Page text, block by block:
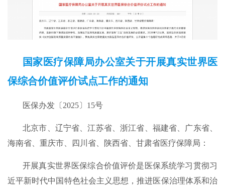
国家医疗保障局办公室关于开展真实世界医
保综合价值评价试点工作的通知
医保办发〔2025〕15号
北京市、辽宁省、江苏省、浙江省、福建省、广东省、
海南省、重庆市、四川省、陕西省、甘肃省医疗保障局：
开展真实世界医保综合价值评价是医保系统学习贯彻习
近平新时代中国特色社会主义思想，推进医保治理体系和治